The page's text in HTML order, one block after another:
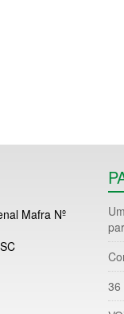
Mafra Nº
36